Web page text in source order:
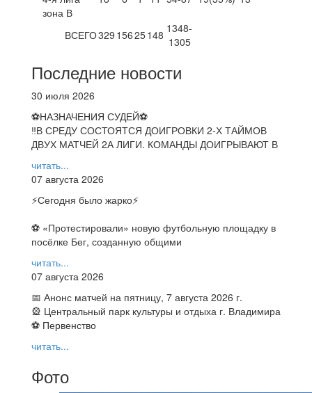
зона В
ВСЕГО329 15625148 1348-
1305
Последние новости
30 июля 2026
⚽НАЗНАЧЕНИЯ СУДЕЙ⚽
‼В СРЕДУ СОСТОЯТСЯ ДОИГРОВКИ 2-Х ТАЙМОВ
ДВУХ МАТЧЕЙ 2А ЛИГИ. КОМАНДЫ ДОИГРЫВАЮТ В
читать...
07 августа 2026
⚡️Сегодня было жарко⚡️
⚽ ️«Протестировали» новую футбольную площадку в
посёлке Бег, созданную общими
читать...
07 августа 2026
📅 Анонс матчей на пятницу, 7 августа 2026 г.
🎡 Центральный парк культуры и отдыха г. Владимира
⚽ Первенство
читать...
Фото